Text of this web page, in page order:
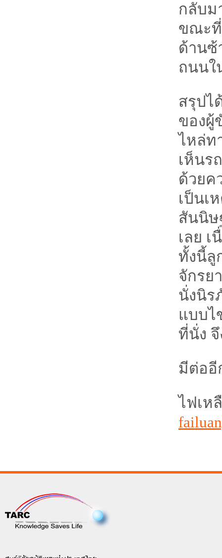
กลับม
ขณะที่
ด้านซ้
ถนนใ
สรุปไ
ของผู้
ไหล่ท
เห็นร
ด้วยค
เป็นเ
สันนิษ
เลย
ทั้งนี้ลู
จักรย
นั่งนิร
แบบไ
ที่นั่ง
มีต่ออี
ไฟเห